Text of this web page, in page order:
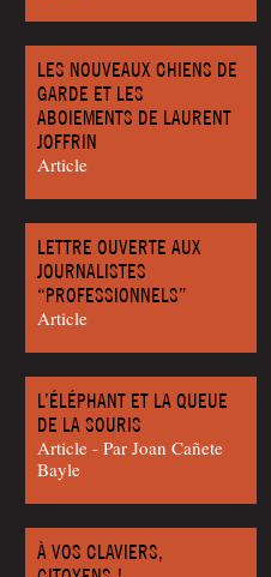
LES NOUVEAUX CHIENS DE
GARDE ET LES
ABOIEMENTS DE LAURENT
JOFFRIN
Article
LETTRE OUVERTE AUX
JOURNALISTES
“PROFESSIONNELS”
Article
L’ÉLÉPHANT ET LA QUEUE
DE LA SOURIS
Article - Par Joan Cañete
Bayle
À VOS CLAVIERS,